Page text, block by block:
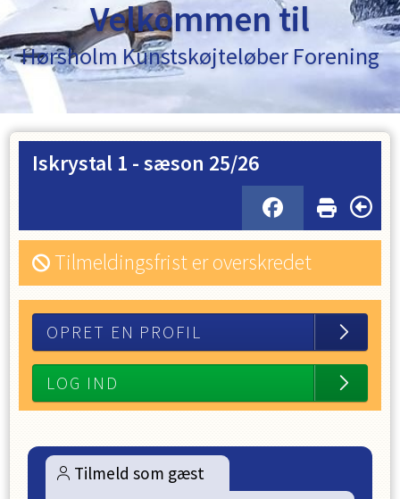
Velkommen til
Hørsholm Kunstskøjteløber Forening
Iskrystal 1 - sæson 25/26
Tilmeldingsfrist er overskredet
OPRET EN PROFIL
LOG IND
Tilmeld som gæst